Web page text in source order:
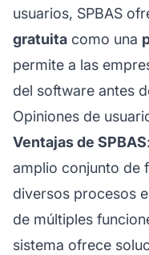
usuarios, SPBAS
gratuita como una
permite a las
del software antes
Opiniones de
Ventajas de SPBAS
amplio conjunto de
diversos procesos
de múltiples
sistema ofrece